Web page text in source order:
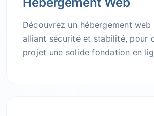
Découvrez un hébergement
alliant sécurité et stabilité, pour
projet une solide fondation en